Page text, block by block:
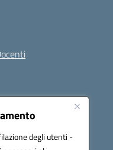
degli utenti -